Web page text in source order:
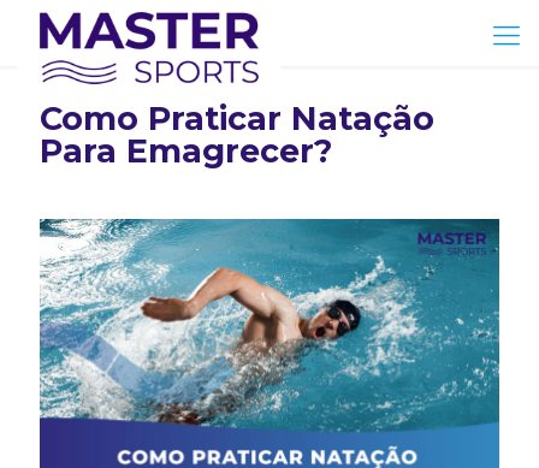
Como Praticar Natação
Para Emagrecer?